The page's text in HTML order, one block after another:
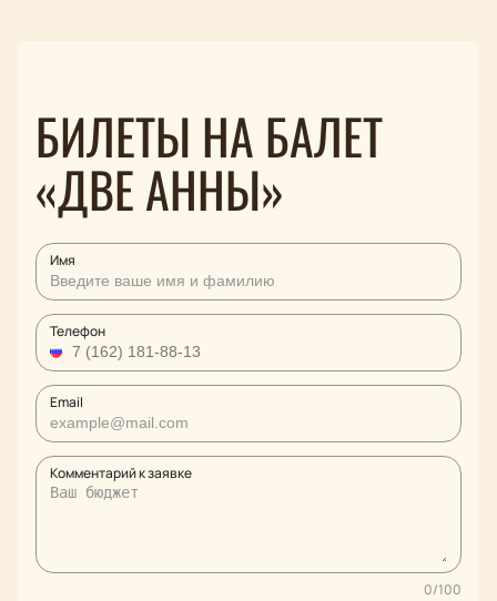
БИЛЕТЫ НА БАЛЕТ
«ДВЕ АННЫ»
Имя
Телефон
Email
Комментарий к заявке
0/100